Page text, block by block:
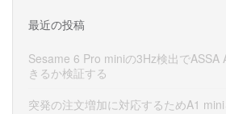
最近の投稿
Sesame 6 Pro miniの3Hz検出でASSA
きるか検証する
突発の注文増加に対応するためA1 mini